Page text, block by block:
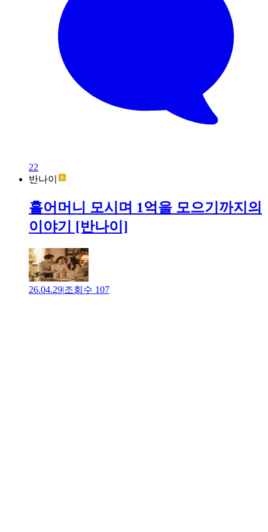
22
반나이
홀어머니 모시며 1억을 모으기까지의
이야기 [반나이]
26.04.29|조회수 107